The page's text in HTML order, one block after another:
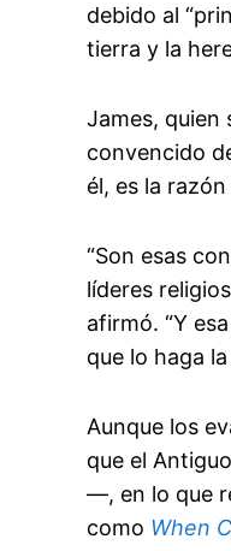
debido al
tierra y la
James, quien
convencido
él, es la
“Son esas
líderes
afirmó. “Y
que lo haga
Aunque los
que el
—, en lo que
como When